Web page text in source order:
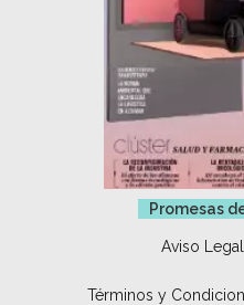
Promesas
Aviso
Términos y